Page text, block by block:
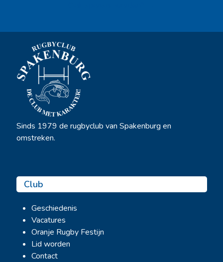
Sinds 1979 de rugbyclub van Spakenburg en
omstreken.
Club
Geschiedenis
Vacatures
Oranje Rugby Festijn
Lid worden
Contact